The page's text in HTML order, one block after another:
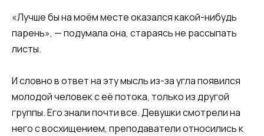
«Лучше бы на моём месте оказался какой-нибудь
парень», — подумала она, стараясь не рассыпать
листы.
И словно в ответ на эту мысль из-за угла появился
молодой человек с её потока, только из другой
группы. Его знали почти все. Девушки смотрели на
него с восхищением, преподаватели относились к